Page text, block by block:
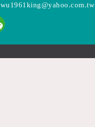
wu1961king@yahoo.com.tw